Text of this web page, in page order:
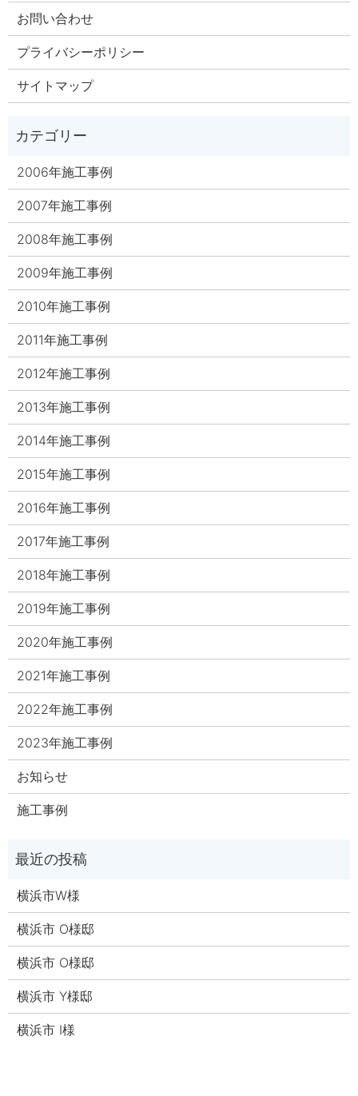
お問い合わせ
プライバシーポリシー
サイトマップ
2006年施工事例
2007年施工事例
2008年施工事例
2009年施工事例
2010年施工事例
2011年施工事例
2012年施工事例
2013年施工事例
2014年施工事例
2015年施工事例
2016年施工事例
2017年施工事例
2018年施工事例
2019年施工事例
2020年施工事例
2021年施工事例
2022年施工事例
2023年施工事例
お知らせ
施工事例
横浜市W様
横浜市 O様邸
横浜市 O様邸
横浜市 Y様邸
横浜市 I様